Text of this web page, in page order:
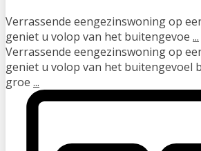
Verrassende eengezinswoning op
geniet u volop van het buitengevoe ...
Verrassende eengezinswoning op
geniet u volop van het buitengevoel
groe ...